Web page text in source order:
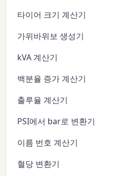
타이어 크기 계산기
가위바위보 생성기
kVA 계산기
백분율 증가 계산기
출루율 계산기
PSI에서 bar로 변환기
이름 번호 계산기
혈당 변환기